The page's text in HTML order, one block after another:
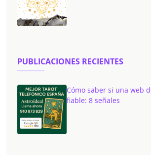
PUBLICACIONES RECIENTES
Cómo saber si una web
fiable: 8 señales